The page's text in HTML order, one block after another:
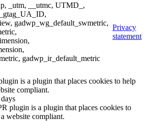
_utm, __utmc, UTMD_,
gadwp_wg_default_swmetric,
gadwp_ir_default_metric
Privacy
statement
is a plugin that places cookies to help
compliant.
plugin is a plugin that places cookies to
website compliant.